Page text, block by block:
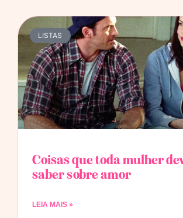
LISTAS
Coisas que toda mulher
saber sobre amor
LEIA MAIS »